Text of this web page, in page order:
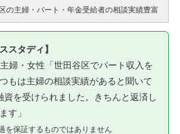
の主婦・パート・年金受給者の相談実績豊富
スタディ】
婦・女性「世田谷区でパート収入を
もは主婦の相談実績があると聞いて
を受けられました。きちんと返済し
す」
を保証するものではありません